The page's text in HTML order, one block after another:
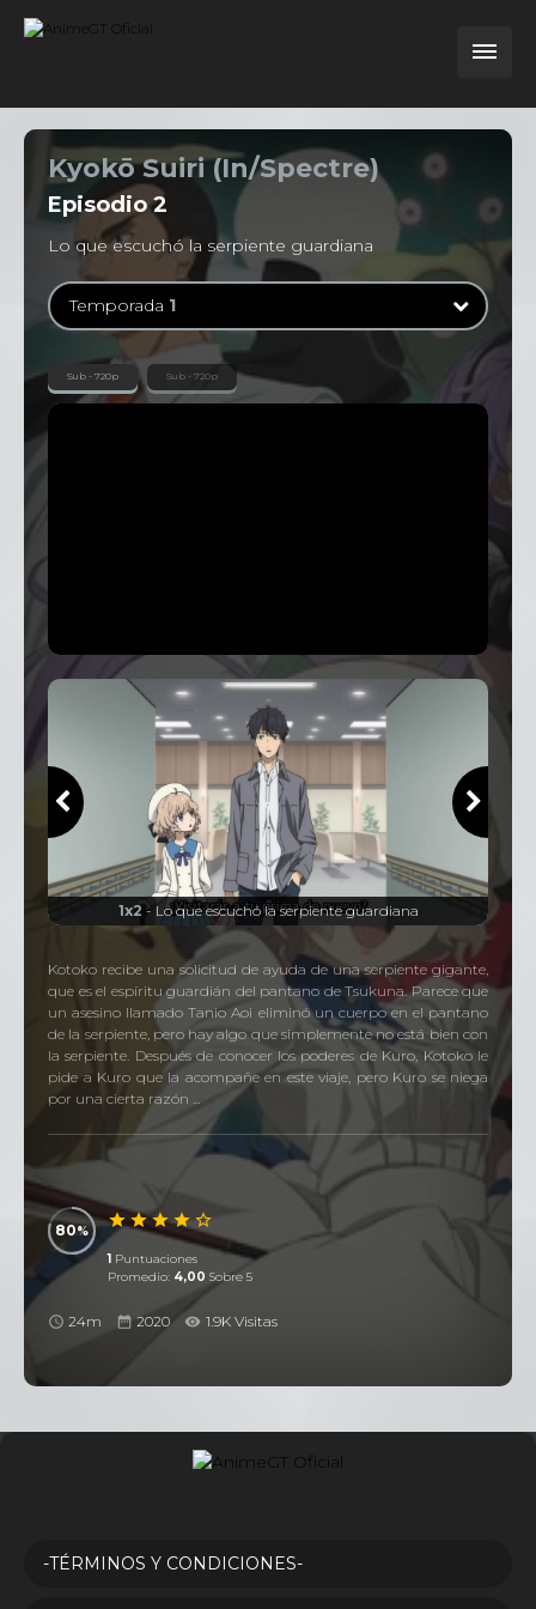
Kyokō Suiri (In/Spectre)
Episodio2
Lo que escuchó la serpiente guardiana
Temporada 1
Temporada 1
12 Episodios
Sub - 720p Sub - 720p
1x2 - Lo que escuchó la serpiente guardiana
Kotoko recibe una solicitud de ayuda de una serpiente gigante,
que es el espíritu guardián del pantano de Tsukuna. Parece que
un asesino llamado Tanio Aoi eliminó un cuerpo en el pantano
de la serpiente, pero hay algo que simplemente no está bien con
la serpiente. Después de conocer los poderes de Kuro, Kotoko le
pide a Kuro que la acompañe en este viaje, pero Kuro se niega
por una cierta razón ...
80
1 Puntuaciones
Promedio: 4,00 Sobre 5
24m 2020 1.9K Visitas
-TÉRMINOS Y CONDICIONES-